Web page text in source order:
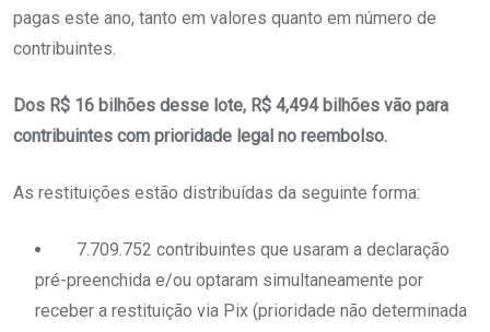
pagas este ano, tanto em valores quanto em número de
contribuintes.
Dos R$ 16 bilhões desse lote, R$ 4,494 bilhões vão para
contribuintes com prioridade legal no reembolso.
As restituições estão distribuídas da seguinte forma:
7.709.752 contribuintes que usaram a declaração
pré-preenchida e/ou optaram simultaneamente por
receber a restituição via Pix (prioridade não determinada